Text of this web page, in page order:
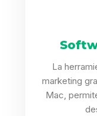
La
marketing
Mac,